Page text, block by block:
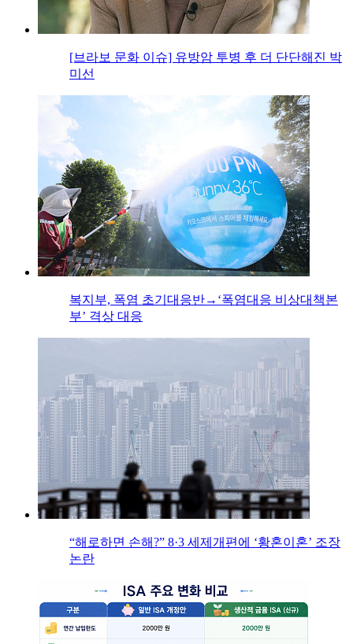
[브라보 문화 이슈] 유방암 투병 후 더 단단해진 박
미선
복지부, 폭염 초기대응반→‘폭염대응 비상대책본
부’ 격상 대응
“해로하면 손해?” 8·3 세제개편에 ‘황혼이혼’ 조장
논란